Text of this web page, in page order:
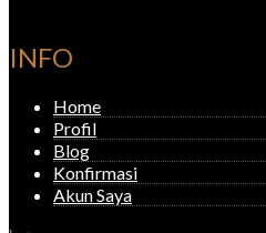
INFO
Home
Profil
Blog
Konfirmasi
Akun Saya